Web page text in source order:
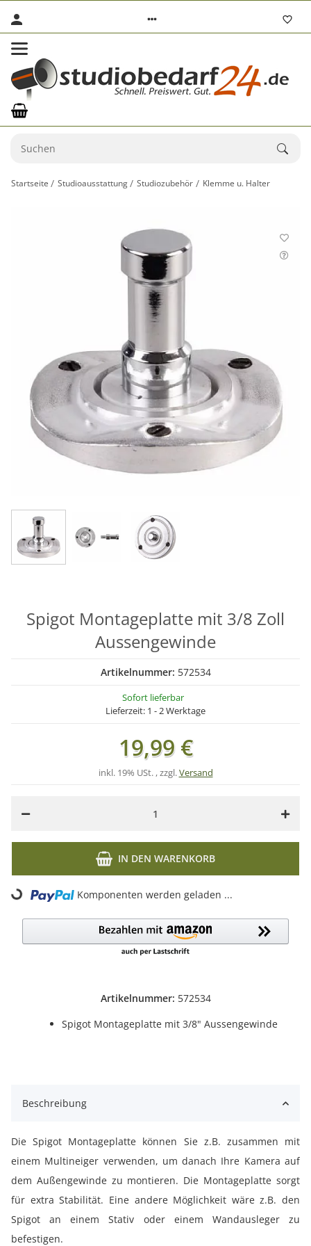
Startseite Studioausstattung Studiozubehör Klemme u. Halter
Artikelnummer: 572534
Spigot Montageplatte mit 3/8" Aussengewinde
Spigot Montageplatte mit 3/8 Zoll
Aussengewinde
Artikelnummer: 572534
Sofort lieferbar
Lieferzeit: 1 - 2 Werktage
19,99 €
inkl. 19% USt. , zzgl.Versand
IN DEN WARENKORB
Loading... Komponenten werden geladen ...
Beschreibung
Die Spigot Montageplatte können Sie z.B. zusammen mit
einem Multineiger verwenden, um danach Ihre Kamera auf
dem Außengewinde zu montieren. Die Montageplatte sorgt
für extra Stabilität. Eine andere Möglichkeit wäre z.B. den
Spigot an einem Stativ oder einem Wandausleger zu
befestigen.